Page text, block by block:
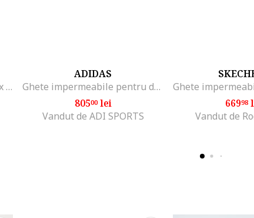
Ghete pentru drumetii Terrex Swift R2, Negru
ADIDAS
Ghete impermeabile pentru drumetie cu detalii din material textil Terrex AX3
80500lei
Vandut de ADI SPORTS
66998
Vandut de